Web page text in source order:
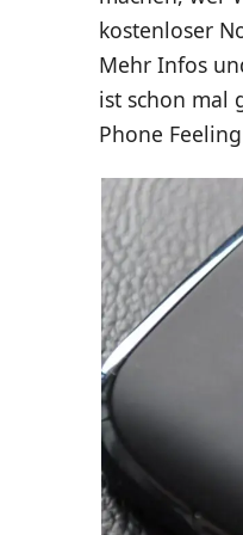
kostenloser
Mehr Infos
ist schon mal
Phone